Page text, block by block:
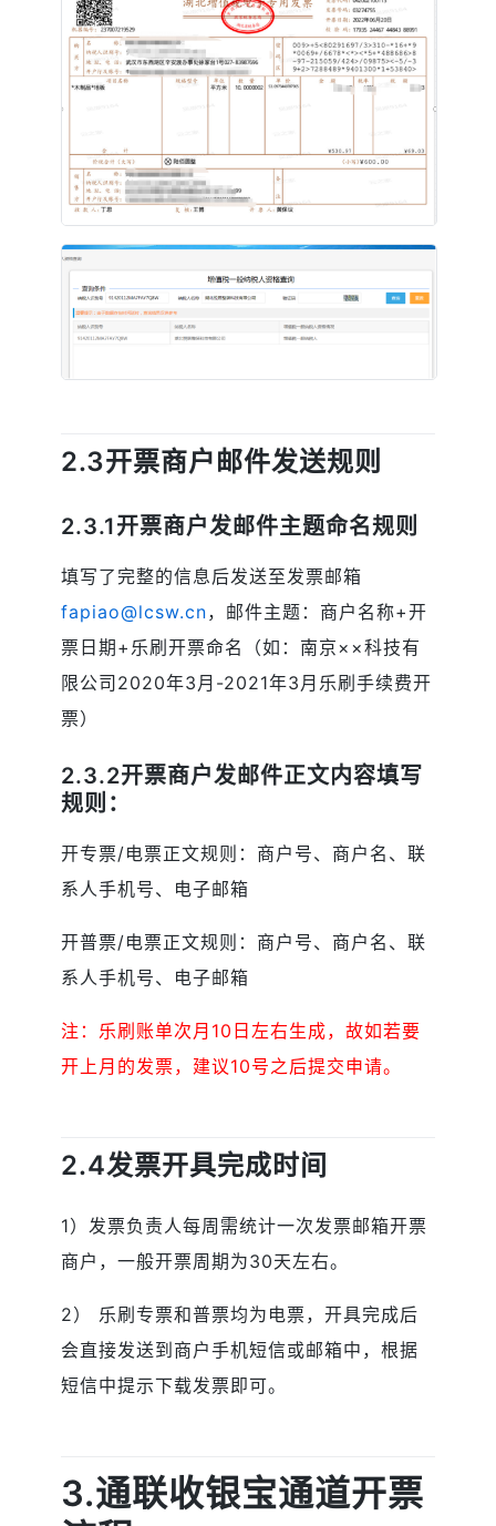
2.3开票商户邮件发送规则
2.3.1开票商户发邮件主题命名规则
填写了完整的信息后发送至发票邮箱
fapiao@lcsw.cn，邮件主题：商户名称+开
票日期+乐刷开票命名（如：南京××科技有
限公司2020年3月-2021年3月乐刷手续费开
票）
2.3.2开票商户发邮件正文内容填写
规则：
开专票/电票正文规则：商户号、商户名、联
系人手机号、电子邮箱
开普票/电票正文规则：商户号、商户名、联
系人手机号、电子邮箱
注：乐刷账单次月10日左右生成，故如若要
开上月的发票，建议10号之后提交申请。
2.4发票开具完成时间
1）发票负责人每周需统计一次发票邮箱开票
商户，一般开票周期为30天左右。
2） 乐刷专票和普票均为电票，开具完成后
会直接发送到商户手机短信或邮箱中，根据
短信中提示下载发票即可。
3.通联收银宝通道开票